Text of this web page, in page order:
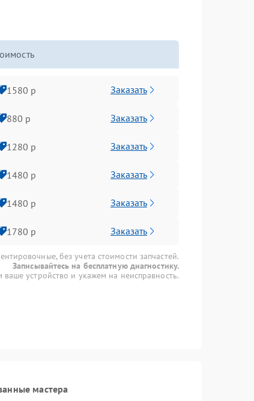
1580 р Заказать
880 р Заказать
1280 р Заказать
1480 р Заказать
1480 р Заказать
1780 р Заказать
без учета стоимости запчастей.
Записывайтесь на бесплатную диагностику.
устройство и укажем на неисправность.
мастера